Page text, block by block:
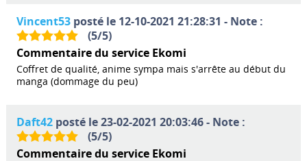
Vincent53posté le 12-10-2021 21:28:31 - Note :
(5/5)
Commentaire du service Ekomi
Coffret de qualité, anime sympa mais s'arrête au début du
manga (dommage du peu)
Daft42posté le 23-02-2021 20:03:46 - Note :
(5/5)
Commentaire du service Ekomi